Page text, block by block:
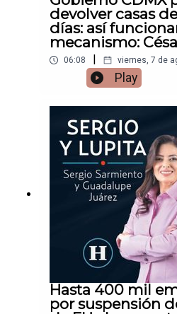
devolver casas
días: así
mecanismo:
06:08 viernes, 7 de
Play
Hasta 400 mil
por suspensión